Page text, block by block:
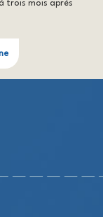
trois mois après